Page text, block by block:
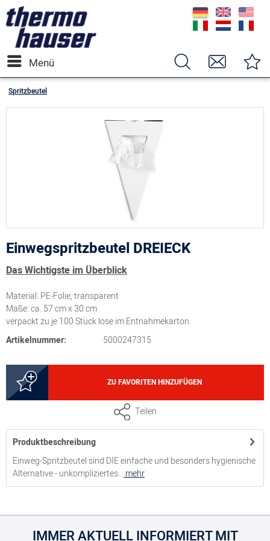
Menü
Spritzbeutel
Einwegspritzbeutel DREIECK
Das Wichtigste im Überblick
Material: PE-Folie, transparent
Maße: ca. 57 cm x 30 cm
verpackt zu je 100 Stück lose im Entnahmekarton
Artikelnummer:
5000247315
ZU FAVORITEN HINZUFÜGEN
Teilen
Produktbeschreibung
Einweg-Spritzbeutel sind DIE einfache und besonders hygienische
Alternative - unkompliziertes... mehr
IMMER AKTUELL INFORMIERT MIT